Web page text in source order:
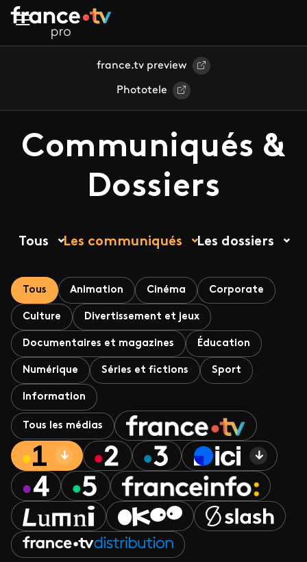
Aller au contenu principal
france.tv preview
Phototele
Communiqués &
Dossiers
Tous Les communiqués Les dossiers
Tous Animation Cinéma Corporate
Culture Divertissement et jeux
Documentaires et magazines Éducation
Numérique Séries et fictions Sport
Information
Tous les médias